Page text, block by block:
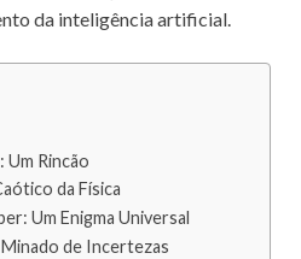
da inteligência artificial.
Um Rincão
da Física
Um Enigma Universal
Minado de Incertezas